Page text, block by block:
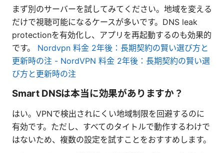
まず別のサーバーを試してみてください。地域を変える
だけで視聴可能になるケースが多いです。DNS leak
protectionを有効化し、アプリを再起動するのも効果的
です。 Nordvpn 料金 2年後：長期契約の賢い選び方と
更新時の注 - NordVPN 料金 2年後：長期契約の賢い選
び方と更新時の注
Smart DNSは本当に効果がありますか？
はい。VPNで検出されにくい地域制限を回避するのに
有効です。ただし、すべてのタイトルで動作するわけで
はないため、複数の設定を試すことをおすすめします。